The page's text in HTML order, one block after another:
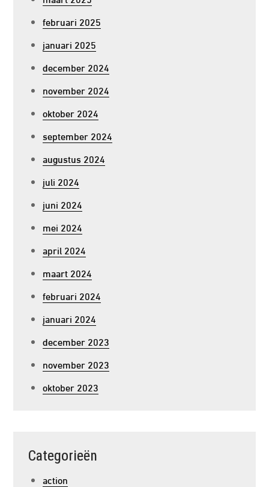
februari 2025
januari 2025
december 2024
november 2024
oktober 2024
september 2024
augustus 2024
juli 2024
juni 2024
mei 2024
april 2024
maart 2024
februari 2024
januari 2024
december 2023
november 2023
oktober 2023
Categorieën
action